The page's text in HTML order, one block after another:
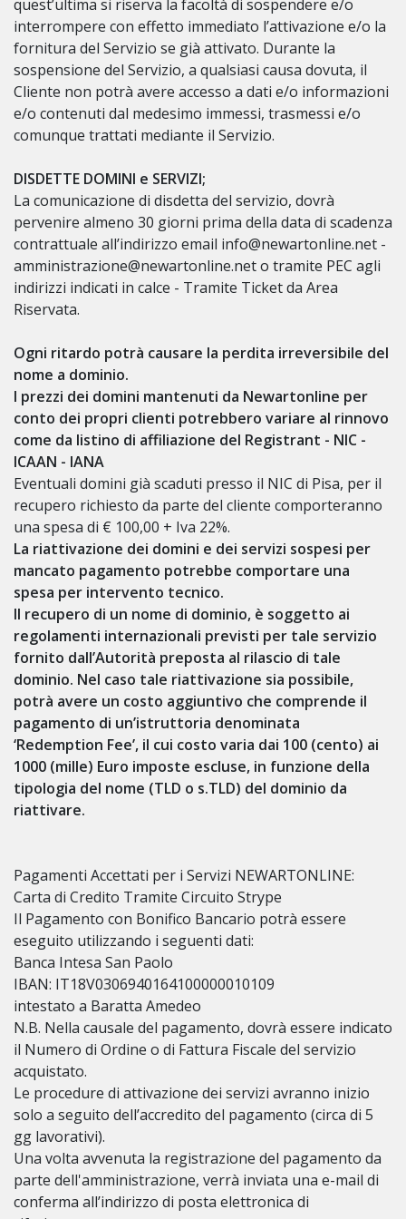
quest’ultima si riserva la facoltà di sospendere e/o
interrompere con effetto immediato l’attivazione e/o la
fornitura del Servizio se già attivato. Durante la
sospensione del Servizio, a qualsiasi causa dovuta, il
Cliente non potrà avere accesso a dati e/o informazioni
e/o contenuti dal medesimo immessi, trasmessi e/o
comunque trattati mediante il Servizio.
DISDETTE DOMINI e SERVIZI;
La comunicazione di disdetta del servizio, dovrà
pervenire almeno 30 giorni prima della data di scadenza
contrattuale all’indirizzo email info@newartonline.net -
amministrazione@newartonline.net o tramite PEC agli
indirizzi indicati in calce - Tramite Ticket da Area
Riservata.
Ogni ritardo potrà causare la perdita irreversibile del
nome a dominio.
I prezzi dei domini mantenuti da Newartonline per
conto dei propri clienti potrebbero variare al rinnovo
come da listino di affiliazione del Registrant - NIC -
ICAAN - IANA
Eventuali domini già scaduti presso il NIC di Pisa, per il
recupero richiesto da parte del cliente comporteranno
una spesa di € 100,00 + Iva 22%.
La riattivazione dei domini e dei servizi sospesi per
mancato pagamento potrebbe comportare una
spesa per intervento tecnico.
Il recupero di un nome di dominio, è soggetto ai
regolamenti internazionali previsti per tale servizio
fornito dall’Autorità preposta al rilascio di tale
dominio. Nel caso tale riattivazione sia possibile,
potrà avere un costo aggiuntivo che comprende il
pagamento di un’istruttoria denominata
‘Redemption Fee’, il cui costo varia dai 100 (cento) ai
1000 (mille) Euro imposte escluse, in funzione della
tipologia del nome (TLD o s.TLD) del dominio da
riattivare.
Pagamenti Accettati per i Servizi NEWARTONLINE:
Carta di Credito Tramite Circuito Strype
Il Pagamento con Bonifico Bancario potrà essere
eseguito utilizzando i seguenti dati:
Banca Intesa San Paolo
IBAN: IT18V0306940164100000010109
intestato a Baratta Amedeo
N.B. Nella causale del pagamento, dovrà essere indicato
il Numero di Ordine o di Fattura Fiscale del servizio
acquistato.
Le procedure di attivazione dei servizi avranno inizio
solo a seguito dell’accredito del pagamento (circa di 5
gg lavorativi).
Una volta avvenuta la registrazione del pagamento da
parte dell'amministrazione, verrà inviata una e-mail di
conferma all’indirizzo di posta elettronica di